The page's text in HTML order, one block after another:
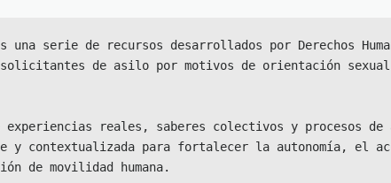
una serie de recursos desarrollados por Derechos
solicitantes de asilo por motivos de orientación
experiencias reales, saberes colectivos y procesos
contextualizada para fortalecer la autonomía, el
de movilidad humana.